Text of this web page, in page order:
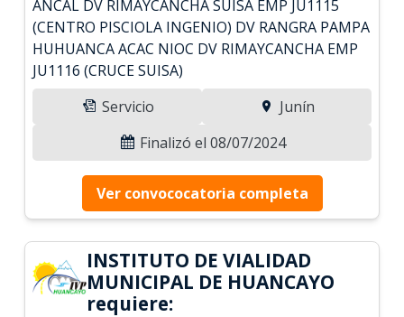
ANCAL DV RIMAYCANCHA SUISA EMP JU1115
(CENTRO PISCIOLA INGENIO) DV RANGRA PAMPA
HUHUANCA ACAC NIOC DV RIMAYCANCHA EMP
JU1116 (CRUCE SUISA)
Servicio
Junín
Finalizó el 08/07/2024
Ver convococatoria completa
INSTITUTO DE VIALIDAD
MUNICIPAL DE HUANCAYO
requiere: